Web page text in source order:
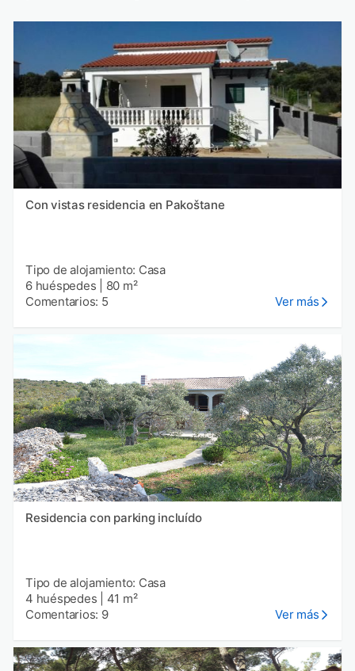
Con vistas residencia en Pakoštane
Tipo de alojamiento: Casa
6 huéspedes
80 m²
Comentarios: 5
Ver más
Residencia con parking incluído
Tipo de alojamiento: Casa
4 huéspedes
41 m²
Comentarios: 9
Ver más